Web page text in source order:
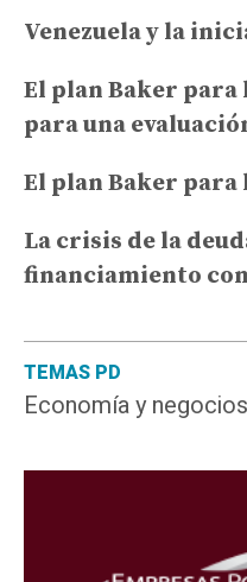
TEMAS PD
Economía y negocios
Venezuela y la
El plan Baker para
para una
El plan Baker para
La crisis de la
financiamiento